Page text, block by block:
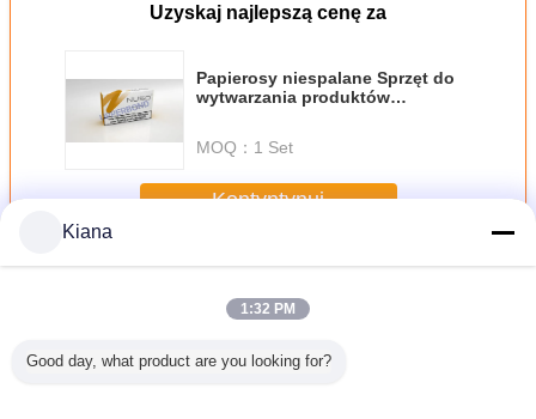
Uzyskaj najlepszą cenę za
Papierosy niespalane Sprzęt do
wytwarzania produktów
MOQ： 1 Set
Kontyntynuj
JeszczeNie palić tytoniu
Kiana
1:32 PM
Good day, what product are you looking for?